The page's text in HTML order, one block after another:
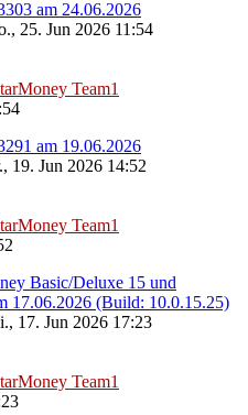
am 24.06.2026
25. Jun 2026 11:54
Team1
am 19.06.2026
19. Jun 2026 14:52
Team1
Basic/Deluxe 15 und
17.06.2026 (Build: 10.0.15.25)
17. Jun 2026 17:23
Team1